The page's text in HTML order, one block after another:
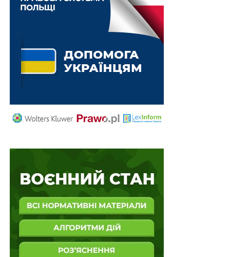
потребують співфінансування з місцевих
841 млн доларів позики на забезпечення
стійкості державного управління
300 000 грн платитиме Центр рекрутингу за
регіонів, що межують з рф
Схвалено проект листа про приєднання України
до Рекомендації ОЕСР із захисту прав
споживачів фінансових послуг
НЕ ПРОПУСТІТЬ
Безкоштовне житло у минулому, відтепер лише
оренда!